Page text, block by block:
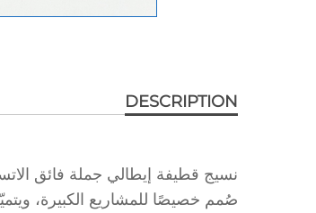
DESCRIPTION
صُمم خصيصًا للمشاريع الكبيرة، ويتميّز هذا النسيج بعرضٍ